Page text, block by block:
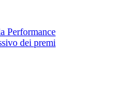
Performance
dei premi